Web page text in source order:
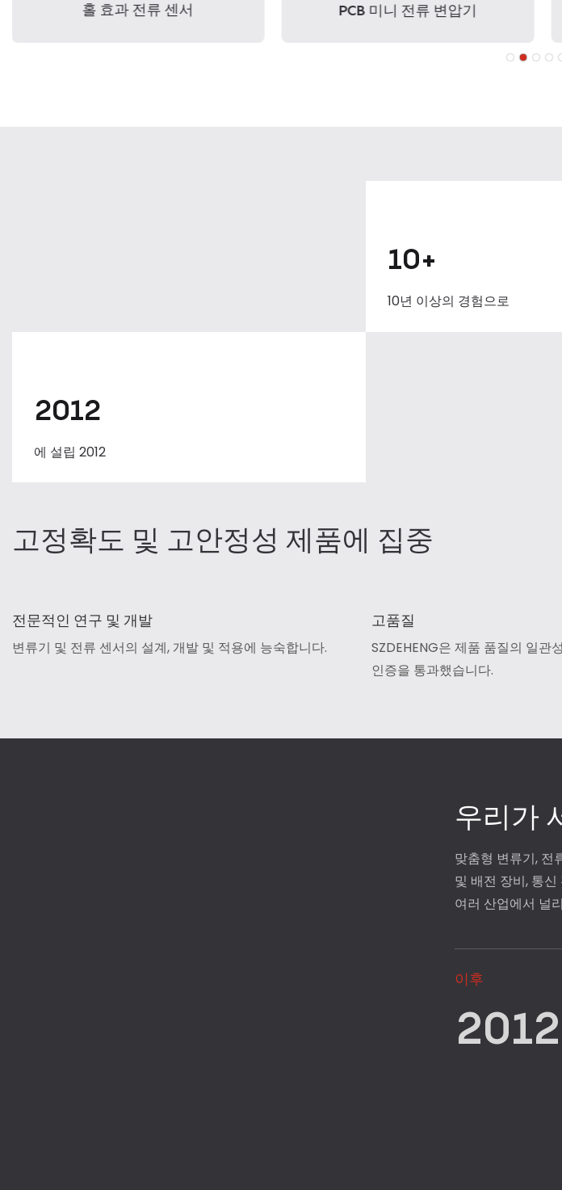
홀 효과 전류 센서 PCB 미니 전류 변압기
10+
10년 이상의 경험으로
2012
에 설립 2012
고정확도 및 고안정성 제품에 집중
전문적인 연구 및 개발
변류기 및 전류 센서의 설계, 개발 및 적용에 능숙합니다.
고품질
SZDEHENG은 제품 품질의 일관
인증을 통과했습니다.
우리가
맞춤형 변류기, 전
및 배전 장비, 통
여러 산업에서 널
이후
2012